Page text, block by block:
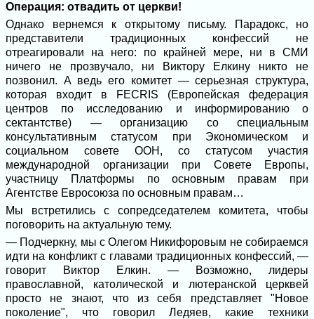
Операция: отвадить от церкви!
Однако вернемся к открытому письму. Парадокс, но
представители традиционных конфессий не
отреагировали на него: по крайней мере, ни в СМИ
ничего не прозвучало, ни Виктору Елкину никто не
позвонил. А ведь его комитет — серьезная структура,
которая входит в FECRIS (Европейская федерация
центров по исследованию и информированию о
сектантстве) — организацию со специальным
консультативным статусом при Экономическом и
социальном совете ООН, со статусом участия
международной организации при Совете Европы,
участницу Платформы по основным правам при
Агентстве Евросоюза по основным правам…
Мы встретились с сопредседателем комитета, чтобы
поговорить на актуальную тему.
— Подчеркну, мы с Олегом Никифоровым не собираемся
идти на конфликт с главами традиционных конфессий, —
говорит Виктор Елкин. — Возможно, лидеры
православной, католической и лютеранской церквей
просто не знают, что из себя представляет "Новое
поколение", что говорил Ледяев, какие техники